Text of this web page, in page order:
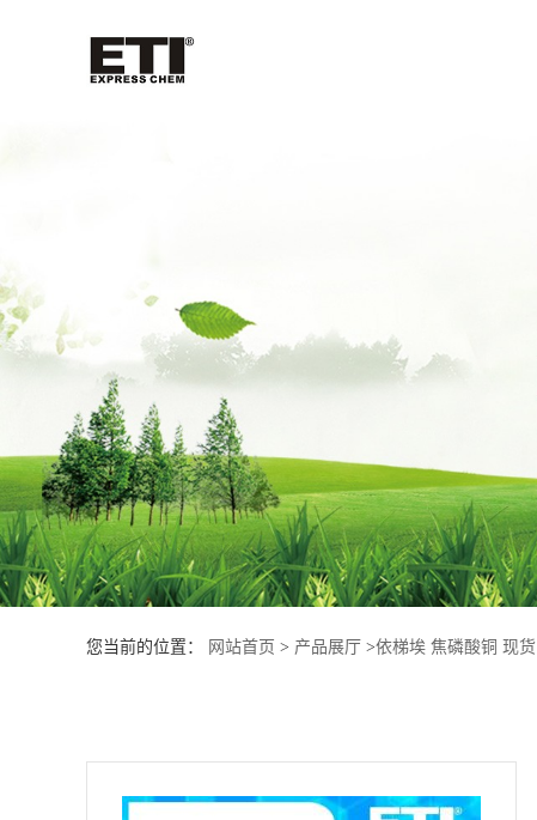
公
介
绍
产
您当前的位置： 网站首页 > 产品展厅 >依梯埃 焦磷酸铜 现货